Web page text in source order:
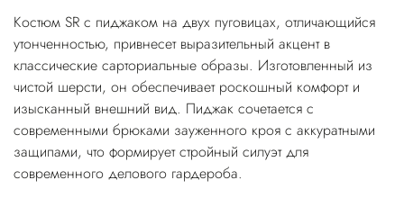
Костюм SR с пиджаком на двух пуговицах, отличающийся
утонченностью, привнесет выразительный акцент в
классические сарториальные образы. Изготовленный из
чистой шерсти, он обеспечивает роскошный комфорт и
изысканный внешний вид. Пиджак сочетается с
современными брюками зауженного кроя с аккуратными
защипами, что формирует стройный силуэт для
современного делового гардероба.